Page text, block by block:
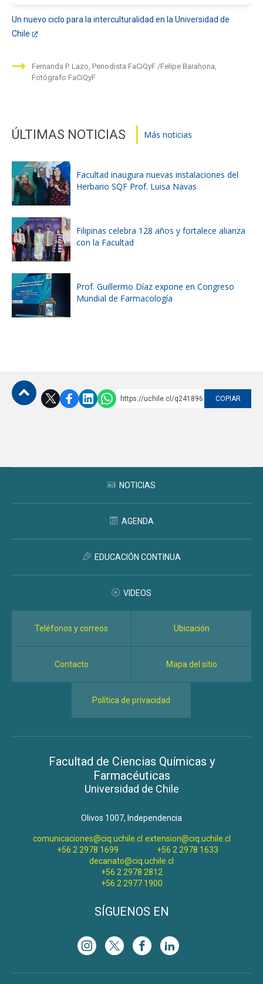
Un nuevo ciclo para la interculturalidad en la Universidad de
Chile
Fernanda P. Lazo, Periodista FaCiQyF Felipe Barahona,
Fotógrafo FaCiQyF
ÚLTIMAS NOTICIAS Más noticias
Facultad inaugura nuevas instalaciones del
Herbario SQF Prof. Luisa Navas
Filipinas celebra 128 años y fortalece alianza
con la Facultad
Prof. Guillermo Díaz expone en Congreso
Mundial de Farmacología
https://uchile.cl/q241896 COPIAR
NOTICIAS
AGENDA
EDUCACIÓN CONTINUA
VIDEOS
Teléfonos y correos Ubicación
Contacto Mapa del sitio
Política de privacidad
Facultad de Ciencias Químicas y
Farmacéuticas
Universidad de Chile
Olivos 1007, Independencia
comunicaciones@ciq.uchile.cl
+56 2 2978 1699
extension@ciq.uchile.cl
+56 2 2978 1633
decanato@ciq.uchile.cl
+56 2 2978 2812
+56 2 2977 1900
SÍGUENOS EN